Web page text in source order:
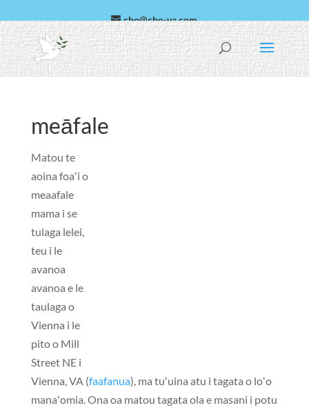
cho@cho-va.com
Arapi
Español
meāfale
Matou te
aoina foaʻi o
meaafale
mama i se
tulaga lelei,
teu i le
avanoa
avanoa e le
taulaga o
Vienna i le
pito o Mill
Street NE i
Vienna, VA (faafanua), ma tuʻuina atu i tagata o loʻo
manaʻomia. Ona oa matou tagata ola e masani i potu